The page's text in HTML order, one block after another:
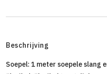
Beschrijving
Soepel: 1 meter soepele slang